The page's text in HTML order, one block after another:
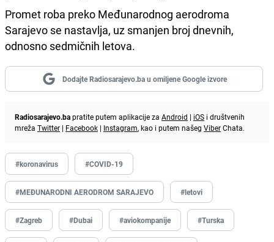
Promet roba preko Međunarodnog aerodroma
Sarajevo se nastavlja, uz smanjen broj dnevnih,
odnosno sedmičnih letova.
Dodajte Radiosarajevo.ba u omiljene Google izvore
Radiosarajevo.bapratite putem aplikacije za Android | iOS i društvenih
mreža Twitter | Facebook | Instagram, kao i putem našeg ViberChata.
#koronavirus #COVID-19
#MEĐUNARODNI AERODROM SARAJEVO #letovi
#Zagreb #Dubai #aviokompanije #Turska